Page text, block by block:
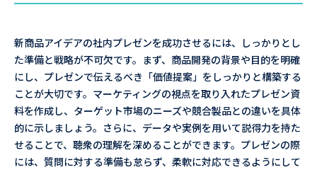
新商品アイデアの社内プレゼンを成功させるには、しっかりとし
た準備と戦略が不可欠です。まず、商品開発の背景や目的を明確
にし、プレゼンで伝えるべき「価値提案」をしっかりと構築する
ことが大切です。マーケティングの視点を取り入れたプレゼン資
料を作成し、ターゲット市場のニーズや競合製品との違いを具体
的に示しましょう。さらに、データや実例を用いて説得力を持た
せることで、聴衆の理解を深めることができます。プレゼンの際
には、質問に対する準備も怠らず、柔軟に対応できるようにして